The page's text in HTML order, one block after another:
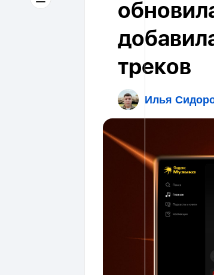
треков
Илья